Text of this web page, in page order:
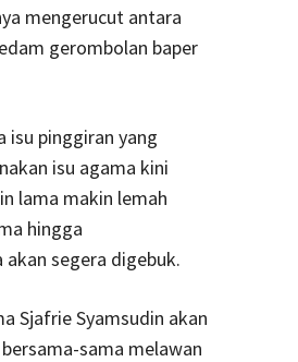
mengerucut antara
gerombolan baper
isu pinggiran yang
isu agama kini
lama makin lemah
hingga
segera digebuk.
Sjafrie Syamsudin akan
sama melawan